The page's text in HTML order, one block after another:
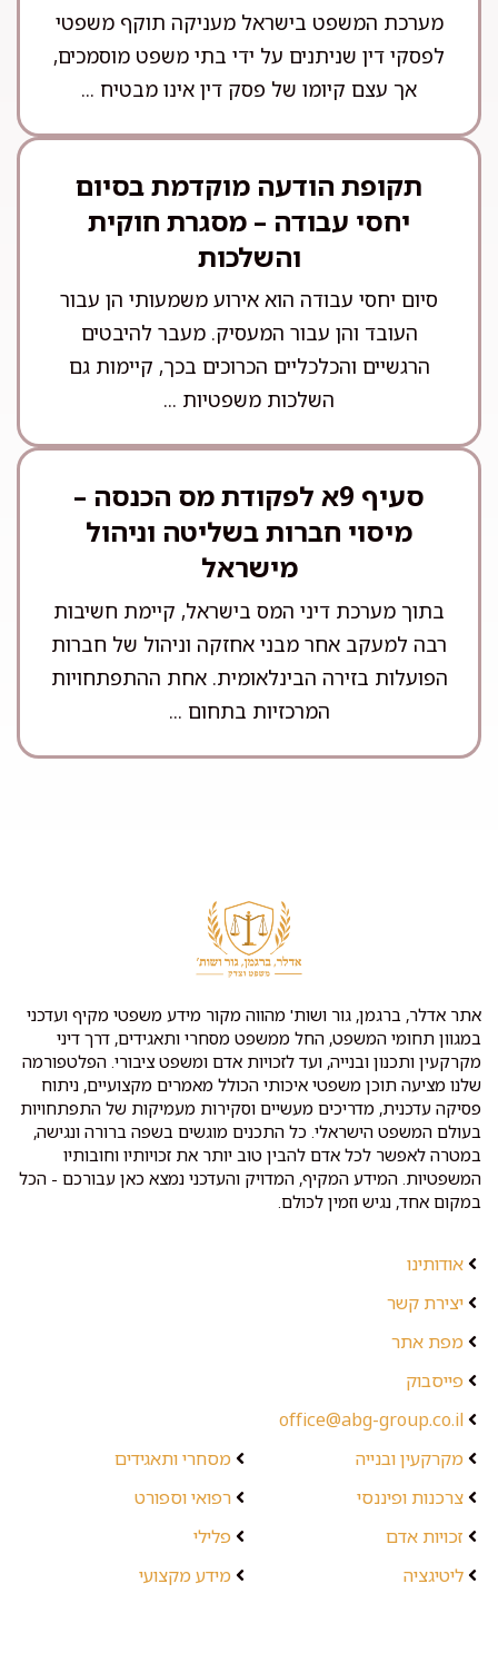
מערכת המשפט בישראל מעניקה תוקף משפטי
לפסקי דין שניתנים על ידי בתי משפט מוסמכים,
אך עצם קיומו של פסק דין אינו מבטיח ...
תקופת הודעה מוקדמת בסיום
יחסי עבודה – מסגרת חוקית
והשלכות
סיום יחסי עבודה הוא אירוע משמעותי הן עבור
העובד והן עבור המעסיק. מעבר להיבטים
הרגשיים והכלכליים הכרוכים בכך, קיימות גם
השלכות משפטיות ...
סעיף 9א לפקודת מס הכנסה –
מיסוי חברות בשליטה וניהול
מישראל
בתוך מערכת דיני המס בישראל, קיימת חשיבות
רבה למעקב אחר מבני אחזקה וניהול של חברות
הפועלות בזירה הבינלאומית. אחת ההתפתחויות
המרכזיות בתחום ...
אתר אדלר, ברגמן, גור ושות' מהווה מקור מידע משפטי מקיף ועדכני
במגוון תחומי המשפט, החל ממשפט מסחרי ותאגידים, דרך דיני
מקרקעין ותכנון ובנייה, ועד לזכויות אדם ומשפט ציבורי. הפלטפורמה
שלנו מציעה תוכן משפטי איכותי הכולל מאמרים מקצועיים, ניתוח
פסיקה עדכנית, מדריכים מעשיים וסקירות מעמיקות של התפתחויות
בעולם המשפט הישראלי. כל התכנים מוגשים בשפה ברורה ונגישה,
במטרה לאפשר לכל אדם להבין טוב יותר את זכויותיו וחובותיו
המשפטיות. המידע המקיף, המדויק והעדכני נמצא כאן עבורכם - הכל
במקום אחד, נגיש וזמין לכולם.
אודותינו
יצירת קשר
מפת אתר
פייסבוק
office@abg-group.co.il
מקרקעין ובנייה
צרכנות ופיננסי
זכויות אדם
ליטיגציה
מסחרי ותאגידים
רפואי וספורט
פלילי
מידע מקצועי